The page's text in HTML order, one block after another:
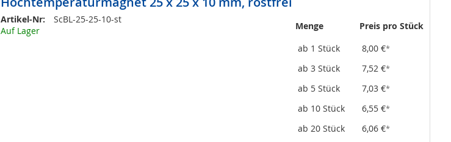
Artikel-Nr:
ScBL-25-25-10-st
Auf Lager
Menge
Preis pro Stück
ab 1 Stück
8,00 €*
ab 3 Stück 7,52 €*
ab 5 Stück 7,03 €*
ab 10 Stück 6,55 €*
ab 20 Stück 6,06 €*